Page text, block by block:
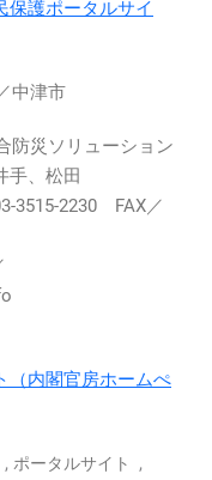
保護ポータルサイ
中津市
防災ソリューション
田
FAX／
（内閣官房ホームぺ
, ポータルサイト ,